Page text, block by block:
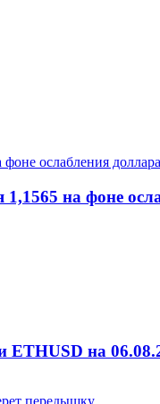
1,1565 на фоне
ETHUSD на